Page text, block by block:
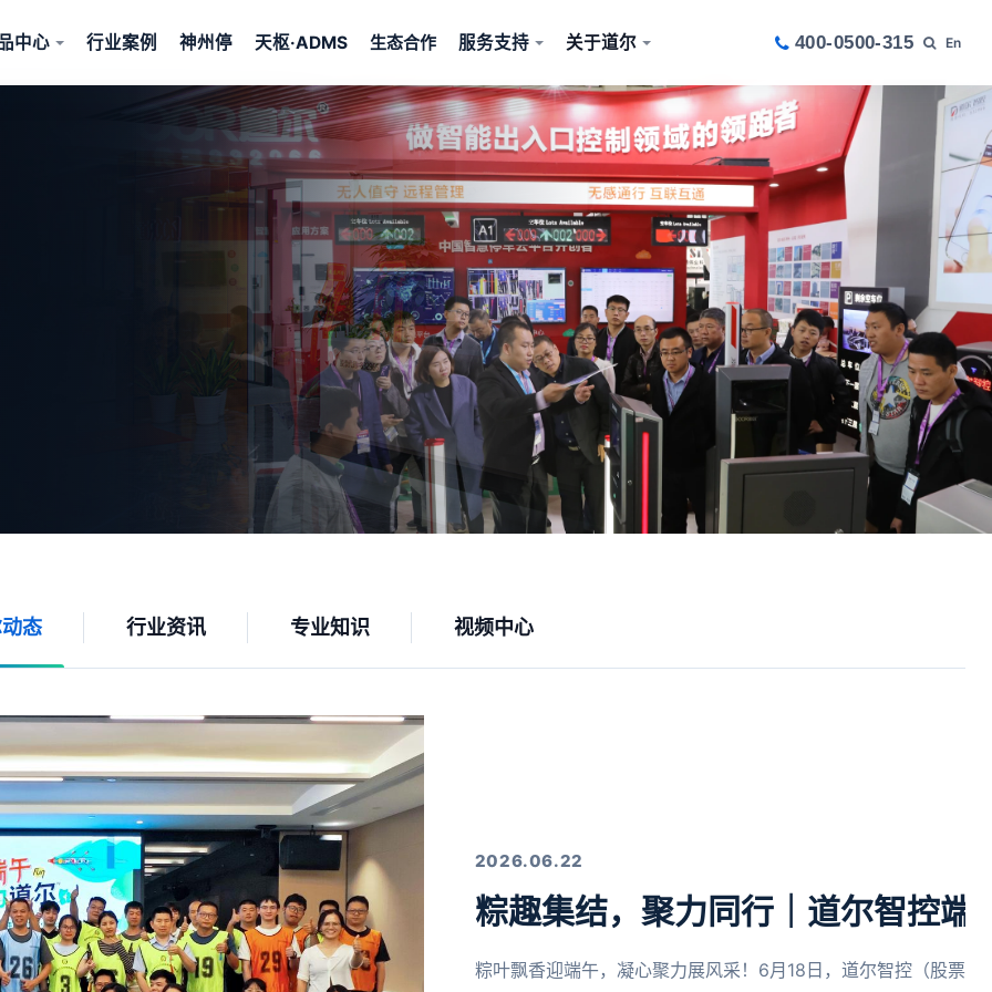
中心 行业案例 神州停 天枢·ADMS 服务支持 关于道尔 400-0500-315 En
态 行业资讯 专业知识 视频中心
2026.06.22
粽趣集结，聚力同行｜道尔智控端
粽叶飘香迎端午，凝心聚力展风采！6月18日，道尔智控（股票